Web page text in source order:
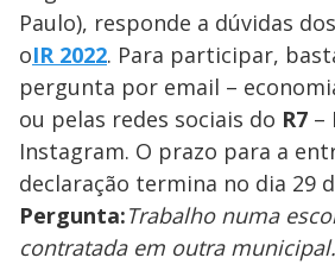
Paulo), responde a dúvidas
oIR 2022. Para participar,
pergunta por email –
ou pelas redes sociais do R7 –
Instagram. O prazo para a
declaração termina no dia 29
Pergunta:Trabalho numa
contratada em outra